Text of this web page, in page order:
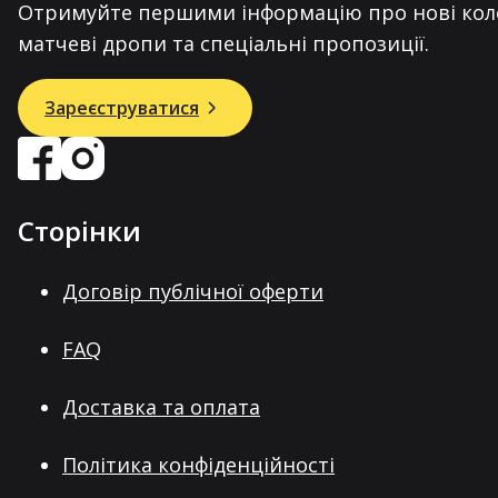
Отримуйте першими інформацію про нові
матчеві дропи та спеціальні пропозиції.
Зареєструватися
Сторінки
Договір публічної оферти
FAQ
Доставка та оплата
Політика конфіденційності